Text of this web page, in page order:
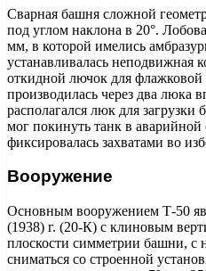
Сварная башня сложной
под углом наклона в 20°.
мм, в которой имелись
устанавливалась неподвижная
откидной лючок для
производилась через два люка
располагался люк для
мог покинуть танк в
фиксировалась захватами во
Вооружение
Основным вооружением Т-50
(1938) г. (20-К) с клиновым
плоскости симметрии башни, с
сниматься со строенной